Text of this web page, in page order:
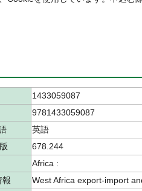
1433059087
9781433059087
英語
678.244
Africa :
報
West Africa export-import